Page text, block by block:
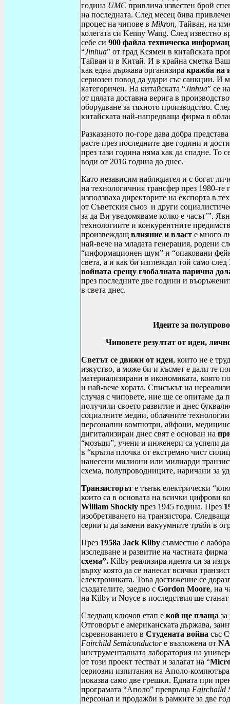
година UMC привлича известен брой
на последната. След месец бива
процес на чипове в Mikron, Тайван, на
колегата си Kenny Wang. След известно
себе си 900 файла техническа
“Jinhua” от град Ксямен в китайската
Тайван и в Китай. И в крайна сметка
как една държава организира кражба на
сериозен повод да удари със санкции.
категоричен. На китайската “Jinhua” се
от цялата доставна верига в
оборудване за тяхното производство.
китайската най-напредваща фирма в
Разказаното по-горе дава добра
расте през последните две години и
през тази година няма как да спадне. То
води от 2016 година до днес.
Като независим наблюдател и с богат
на технологичния трансфер през 1980-
използваха директорите на експорта в
от Съветския съюз и други
за да Ви уведомяваме колко е часът’”.
технологиите и конкурентните
произвеждащ влияние и власт е много
най-вече на младата генерация, родени
“информационен шум” и “опаковани
света, а и как би изглеждал той само
войната срещу глобалната парична
през последните две години и
в света днес.
Идеите за
Чиповете резултат от идеи,
Светът се движи от идеи, които не е
изкуство, а може би и късмет е дали те
материализирани в икономиката, която
и най-вече хoрата. Списъкът на
случая с чиповете, ние ще се опитаме да
получили своето развитие и днес
социалните медии, облачните
персонални компютри, айфони,
дигитализиран днес свят е основан на
“мозъци”, учени и инженери са успели
в “кръгла плочка от екстремно чист
нанесени милиони или милиарди
схема, полупроводниците, наричани за
Транзисторът е тънък електрически
които са в основата на всички цифрови
William Shockly през 1945 година. През
изобретяването на транзистора.
серии и да замени вакуумните тръби в
През 1958а Jack Kilby съвместно с
изследване и развитие на частната фирма
схема”. Kilby реализира идеята си за
върху която да се нанесат всички
електрониката. Това достижение се
създателите, заедно с Gordon Moore, на
на Kilby и Noyce в последствия ще
Следващ ключов етап е кой ще плаща
Отговорът е американската държава,
съревнованието в Студената война със
Fairchild Semiconductorе възложена от
инструменталната лаборатория на
от този проект тестват и залагат на “
сериозни изпитания на Аполо-
показва само две грешки. Едната при
програмата “Аполо” превръща Fairchaild
персонал и продажби в рамките за две